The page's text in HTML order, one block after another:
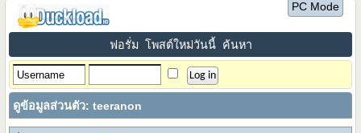
PC Mode
ฟอรั่ม โพสต์ใหม่วันนี้ ค้นหา
ดูข้อมูลส่วนตัว: teeranon